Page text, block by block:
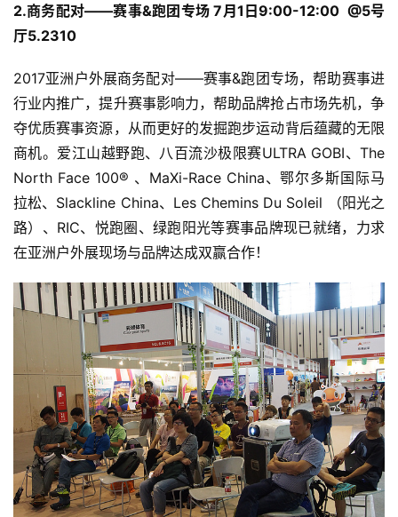
赛
观
察
装
备
训
练
用
户
选
2.商务配对——赛事&跑团专场 7月1日9:00-12:00  @5号
厅5.2310
2017亚洲户外展商务配对——赛事&跑团专场，帮助赛事进
行业内推广，提升赛事影响力，帮助品牌抢占市场先机，争
夺优质赛事资源，从而更好的发掘跑步运动背后蕴藏的无限
商机。爱江山越野跑、八百流沙极限赛ULTRA GOBI、The
North Face 100® 、MaXi-Race China、鄂尔多斯国际马
拉松、Slackline China、Les Chemins Du Soleil （阳光之
路）、RIC、悦跑圈、绿跑阳光等赛事品牌现已就绪，力求
在亚洲户外展现场与品牌达成双赢合作！